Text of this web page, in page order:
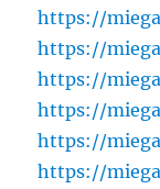
https://
https://
https://
https://
https://
https://